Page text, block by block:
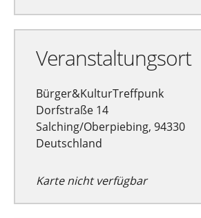
Veranstaltungsort
Bürger&KulturTreffpunk
Dorfstraße 14
Salching/Oberpiebing, 94330
Deutschland
Karte nicht verfügbar